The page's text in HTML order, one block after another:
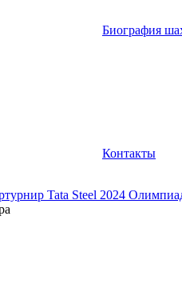
Биография
Контакты
Tata Steel 2024